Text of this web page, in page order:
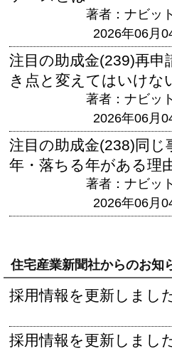
著者：ナビッ
2026年06月
注目の助成金(239)再申
き点と変えてはいけな
著者：ナビッ
2026年06月
注目の助成金(238)同じ
年・落ちる年がある理
著者：ナビッ
2026年06月
住宅産業新聞社からのお知
採用情報を更新しまし
採用情報を更新しまし